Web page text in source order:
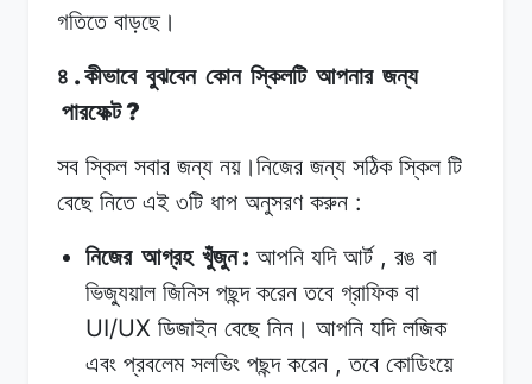
গতিতে বাড়ছে।
৪ .কীভাবে বুঝবেন কোন স্কিলটি আপনার জন্য
পারফেক্ট?
সব স্কিল সবার জন্য নয়।নিজের জন্য সঠিক স্কিল টি
বেছে নিতে এই ৩টি ধাপ অনুসরণ করুন :
নিজের আগ্রহ খুঁজুন: আপনি যদি আর্ট, রঙ বা
ভিজ্যুয়াল জিনিস পছন্দ করেন তবে গ্রাফিক বা
UI/UX ডিজাইন বেছে নিন। আপনি যদি লজিক
এবং প্রবলেম সলভিং পছন্দ করেন ,তবে কোডিংয়ে